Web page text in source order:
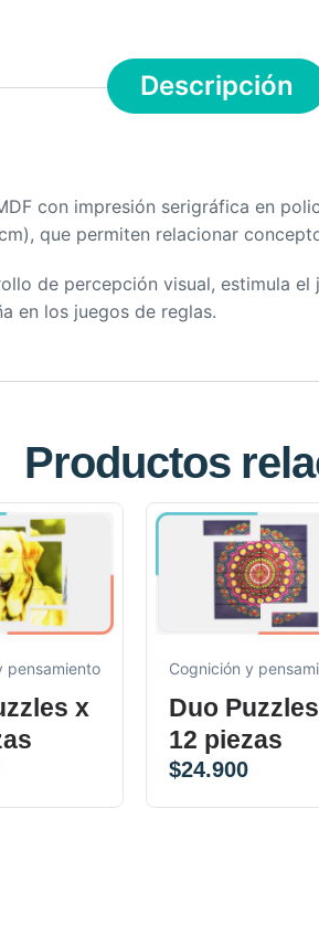
Descripción
con impresión serigráfica en
que permiten relacionar
de percepción visual, estimula
en los juegos de reglas.
Productos
pensamiento
x
Cognición y
Duo
12 piezas
$24.900